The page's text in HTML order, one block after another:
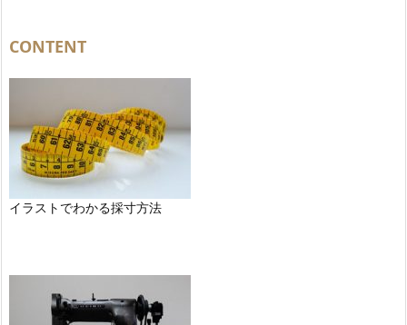
CONTENT
イラストでわかる採寸方法